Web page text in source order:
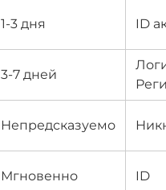
1-3 дня ID
3-7 дней
Непредсказуемо
Мгновенно ID